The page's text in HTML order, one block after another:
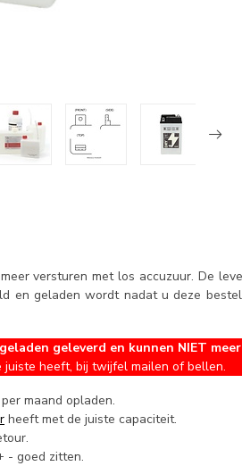
versturen met los accuzuur. De
en geladen wordt nadat u deze
geleverd en kunnen NIET
heeft, bij twijfel mailen of bellen.
maand opladen.
heeft met de juiste capaciteit.
- goed zitten.